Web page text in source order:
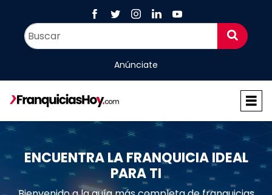
Anúnciate
ENCUENTRA LA FRANQUICIA IDEAL
PARA TI